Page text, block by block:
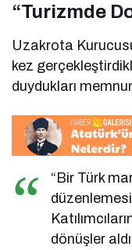
“Turizmde
Uzakrota
kez
duydukları
“Bir Türk
dönüşler